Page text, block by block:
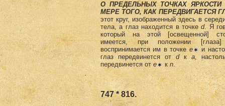
О ПРЕДЕЛЬНЫХ ТОЧКАХ
МЕРЕ ТОГО, КАК ПЕРЕДВИГАЕТСЯ
этот круг, изображенный здесь в
тела, а глаз находится в точкеd. Я
который на этой [освещенной]
имеется, при положении
воспринимается им в точкее
и
глаз передвинется отdк а,
передвинется от е кn.
747 * 816.